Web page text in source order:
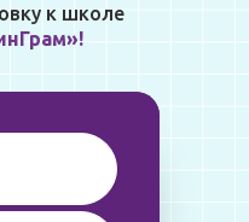
к школе